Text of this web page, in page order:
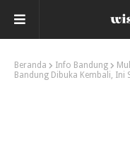
Beranda Info Bandung
Bandung Dibuka Kembali,